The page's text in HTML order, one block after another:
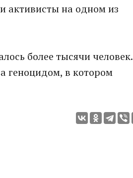
активисты на одном из
более тысячи человек.
геноцидом, в котором